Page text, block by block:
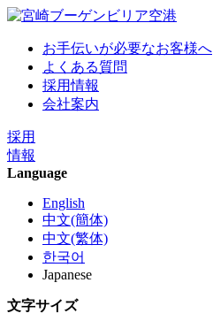
お手伝いが必要なお客様へ
よくある質問
採用情報
会社案内
採用
情報
Language
English
中文(簡体)
中文(繁体)
한국어
Japanese
文字サイズ